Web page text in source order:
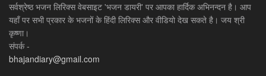
सर्वश्रेष्ठ भजन लिरिक्स वेबसाइट 'भजन डायरी' पर आपका हार्दिक अभिनन्दन है। आप
यहाँ पर सभी प्रकार के भजनों के हिंदी लिरिक्स और वीडियो देख सकते है। जय श्री
कृष्णा।
संपर्क -
bhajandiary@gmail.com